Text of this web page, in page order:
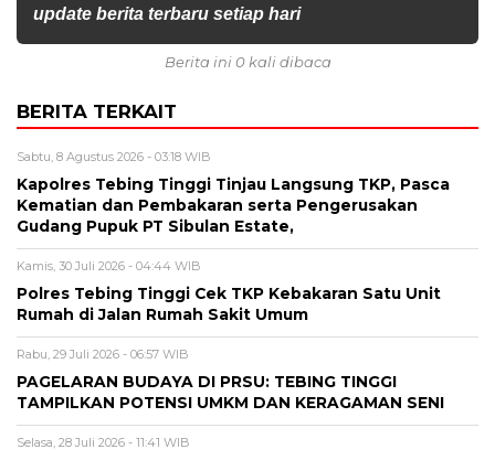
update berita terbaru setiap hari
Berita ini 0 kali dibaca
BERITA TERKAIT
Sabtu, 8 Agustus 2026 - 03:18 WIB
Kapolres Tebing Tinggi Tinjau Langsung TKP, Pasca
Kematian dan Pembakaran serta Pengerusakan
Gudang Pupuk PT Sibulan Estate,
Kamis, 30 Juli 2026 - 04:44 WIB
Polres Tebing Tinggi Cek TKP Kebakaran Satu Unit
Rumah di Jalan Rumah Sakit Umum
Rabu, 29 Juli 2026 - 06:57 WIB
PAGELARAN BUDAYA DI PRSU: TEBING TINGGI
TAMPILKAN POTENSI UMKM DAN KERAGAMAN SENI
Selasa, 28 Juli 2026 - 11:41 WIB